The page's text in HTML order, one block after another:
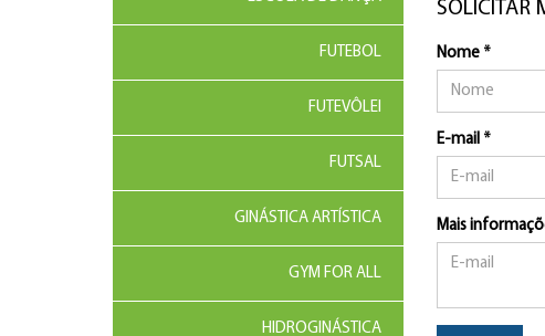
FUTEBOL
FUTEVÔLEI
FUTSAL
GINÁSTICA ARTÍSTICA
GYM FOR ALL
HIDROGINÁSTICA
SOLICITAR
Nome *
E-mail *
Mais